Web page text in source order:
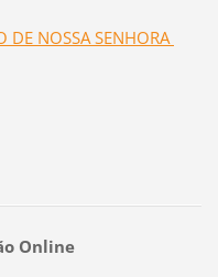
DE NOSSA SENHORA
Online